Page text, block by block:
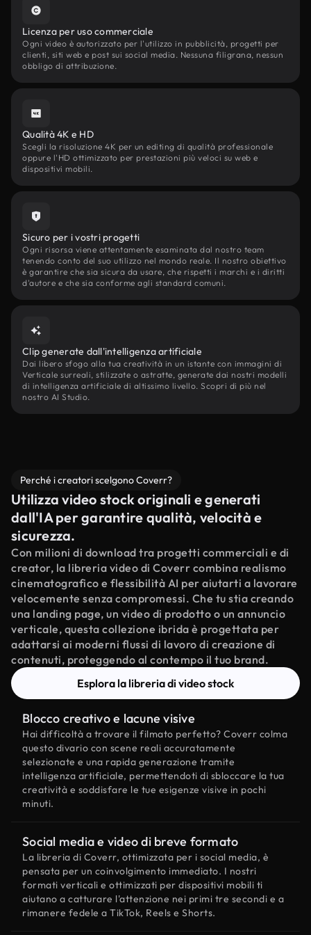
Licenza per uso commerciale
Ogni video è autorizzato per l'utilizzo in pubblicità, progetti per
clienti, siti web e post sui social media. Nessuna filigrana, nessun
obbligo di attribuzione.
Qualità 4K e HD
Scegli la risoluzione 4K per un editing di qualità professionale
oppure l'HD ottimizzato per prestazioni più veloci su web e
dispositivi mobili.
Sicuro per i vostri progetti
Ogni risorsa viene attentamente esaminata dal nostro team
tenendo conto del suo utilizzo nel mondo reale. Il nostro obiettivo
è garantire che sia sicura da usare, che rispetti i marchi e i diritti
d'autore e che sia conforme agli standard comuni.
Clip generate dall'intelligenza artificiale
Dai libero sfogo alla tua creatività in un istante con immagini di
Verticale surreali, stilizzate o astratte, generate dai nostri modelli
di intelligenza artificiale di altissimo livello. Scopri di più nel
nostro AI Studio.
Perché i creatori scelgono Coverr?
Utilizza video stock originali e generati
dall'IA per garantire qualità, velocità e
sicurezza.
Con milioni di download tra progetti commerciali e di
creator, la libreria video di Coverr combina realismo
cinematografico e flessibilità AI per aiutarti a lavorare
velocemente senza compromessi. Che tu stia creando
una landing page, un video di prodotto o un annuncio
verticale, questa collezione ibrida è progettata per
adattarsi ai moderni flussi di lavoro di creazione di
contenuti, proteggendo al contempo il tuo brand.
Esplora la libreria di video stock
Blocco creativo e lacune visive
Hai difficoltà a trovare il filmato perfetto? Coverr colma
questo divario con scene reali accuratamente
selezionate e una rapida generazione tramite
intelligenza artificiale, permettendoti di sbloccare la tua
creatività e soddisfare le tue esigenze visive in pochi
minuti.
Social media e video di breve formato
La libreria di Coverr, ottimizzata per i social media, è
pensata per un coinvolgimento immediato. I nostri
formati verticali e ottimizzati per dispositivi mobili ti
aiutano a catturare l'attenzione nei primi tre secondi e a
rimanere fedele a TikTok, Reels e Shorts.